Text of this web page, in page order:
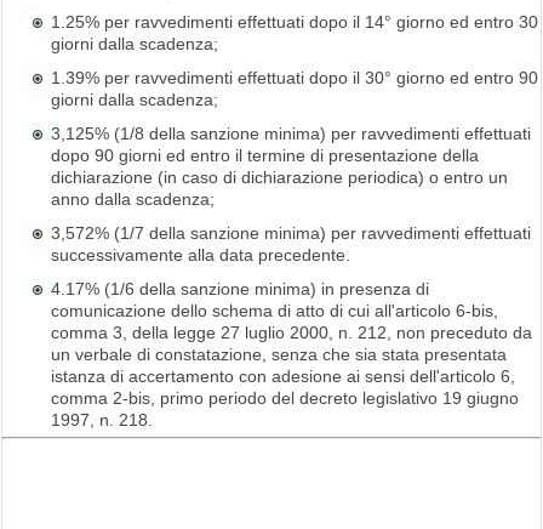
1.25% per ravvedimenti effettuati dopo il 14° giorno ed entro 30
giorni dalla scadenza;
1.39% per ravvedimenti effettuati dopo il 30° giorno ed entro 90
giorni dalla scadenza;
3,125% (1/8 della sanzione minima) per ravvedimenti effettuati
dopo 90 giorni ed entro il termine di presentazione della
dichiarazione (in caso di dichiarazione periodica) o entro un
anno dalla scadenza;
3,572% (1/7 della sanzione minima) per ravvedimenti effettuati
successivamente alla data precedente.
4.17% (1/6 della sanzione minima) in presenza di
comunicazione dello schema di atto di cui all'articolo 6-bis,
comma 3, della legge 27 luglio 2000, n. 212, non preceduto da
un verbale di constatazione, senza che sia stata presentata
istanza di accertamento con adesione ai sensi dell'articolo 6,
comma 2-bis, primo periodo del decreto legislativo 19 giugno
1997, n. 218.